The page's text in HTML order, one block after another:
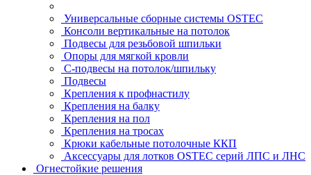
Универсальные сборные системы OSTEC
Консоли вертикальные на потолок
Подвесы для резьбовой шпильки
Опоры для мягкой кровли
С-подвесы на потолок/шпильку
Подвесы
Крепления к профнастилу
Крепления на балку
Крепления на пол
Крепления на тросах
Крюки кабельные потолочные ККП
Аксессуары для лотков OSTEC серий ЛПС и ЛНС
Огнестойкие решения